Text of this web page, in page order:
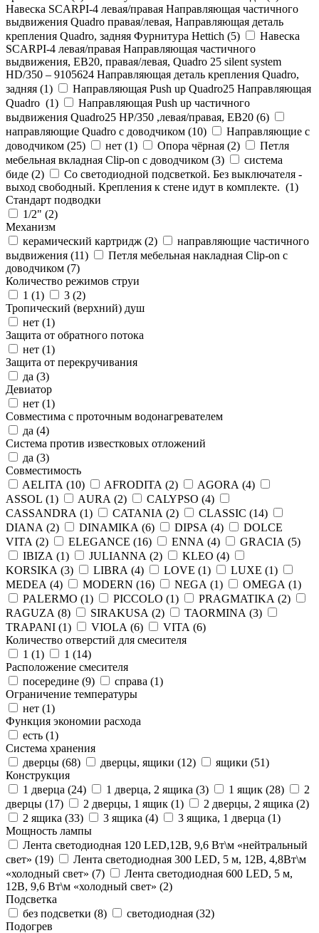
Навеска SCARPI-4 левая/правая Направляющая частичного
выдвижения Quadro правая/левая, Направляющая деталь
крепления Quadro, задняя Фурнитура Hettich (5)
Навеска
SCARPI-4 левая/правая Направляющая частичного
выдвижения, ЕВ20, правая/левая, Quadro 25 silent system
HD/350 – 9105624 Направляющая деталь крепления Quadro,
задняя (1)
Направляющая Push up Quadro25 Направляющая
Quadro (1)
Направляющая Push up частичного
выдвижения Quadro25 НР/350 ,левая/правая, ЕВ20 (6)
направляющие Quadro с доводчиком (10)
Направляющие с
доводчиком (25) нет (1) Опора чёрная (2)
Петля
мебельная вкладная Clip-on с доводчиком (3)
система
биде (2)
Со светодиодной подсветкой. Без выключателя -
выход свободный. Крепления к стене идут в комплекте. (1)
Стандарт подводки
1/2" (2)
Механизм
керамический картридж (2)
направляющие частичного
выдвижения (11)
Петля мебельная накладная Clip-on с
доводчиком (7)
Количество режимов струи
1 (1) 3 (2)
Тропический (верхний) душ
нет (1)
Защита от обратного потока
нет (1)
Защита от перекручивания
да (3)
Девиатор
нет (1)
Совместима с проточным водонагревателем
да (4)
Система против известковых отложений
да (3)
Совместимость
AELITA (10) AFRODITA (2) AGORA (4)
ASSOL (1) AURA (2) CALYPSO (4)
CASSANDRA (1) CATANIA (2) CLASSIC (14)
DIANA (2) DINAMIKA (6) DIPSA (4)
DOLCE
VITA (2) ELEGANCE (16) ENNA (4) GRACIA (5)
IBIZA (1) JULIANNA (2) KLEO (4)
KORSIKA (3) LIBRA (4) LOVE (1) LUXE (1)
MEDEA (4) MODERN (16) NEGA (1) OMEGA (1)
PALERMO (1) PICCOLO (1) PRAGMATIKA (2)
RAGUZA (8) SIRAKUSA (2) TAORMINA (3)
TRAPANI (1) VIOLA (6) VITA (6)
Количество отверстий для смесителя
1 (1) 1 (14)
Расположение смесителя
посередине (9) справа (1)
Ограничение температуры
нет (1)
Функция экономии расхода
есть (1)
Система хранения
дверцы (68) дверцы, ящики (12) ящики (51)
Конструкция
1 дверца (24) 1 дверца, 2 ящика (3) 1 ящик (28)
2
дверцы (17) 2 дверцы, 1 ящик (1) 2 дверцы, 2 ящика (2)
2 ящика (33) 3 ящика (4) 3 ящика, 1 дверца (1)
Мощность лампы
Лента светодиодная 120 LED,12В, 9,6 Вт\м «нейтральный
свет» (19)
Лента светодиодная 300 LED, 5 м, 12В, 4,8Вт\м
«холодный свет» (7)
Лента светодиодная 600 LED, 5 м,
12В, 9,6 Вт\м «холодный свет» (2)
Подсветка
без подсветки (8) светодиодная (32)
Подогрев